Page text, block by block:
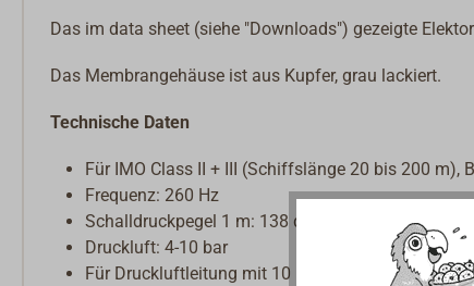
Das im data sheet (siehe "Downloads") gezeigte
Das Membrangehäuse ist aus Kupfer, grau lackiert.
Technische Daten
Für IMO Class II + III (Schiffslänge 20 bis 200
Frequenz: 260 Hz
Schalldruckpegel 1 m: 138 dB
Druckluft: 4-10 bar
Für Druckluftleitung mit 10 mm Außen- und 8 mm